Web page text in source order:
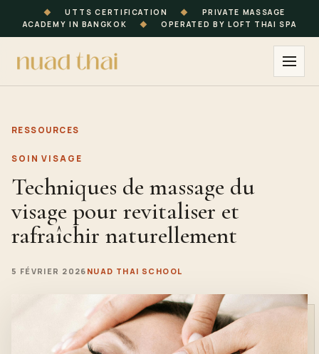
◆ UTTS CERTIFICATION ◆
PRIVATE MASSAGE
ACADEMY IN BANGKOK
◆ OPERATED BY LOFT THAI SPA
RESSOURCES
SOIN VISAGE
Techniques de massage du
visage pour revitaliser et
rafraîchir naturellement
5 FÉVRIER 2026 NUAD THAI SCHOOL